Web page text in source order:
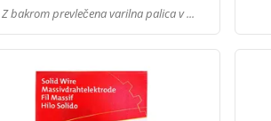
Z bakrom prevlečena varilna palica v ...